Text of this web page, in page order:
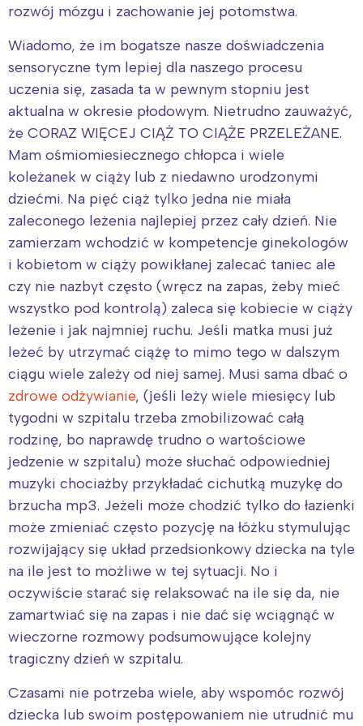
rozwój mózgu i zachowanie jej potomstwa.
Wiadomo, że im bogatsze nasze doświadczenia
sensoryczne tym lepiej dla naszego procesu
uczenia się, zasada ta w pewnym stopniu jest
aktualna w okresie płodowym. Nietrudno zauważyć,
że CORAZ WIĘCEJ CIĄŻ TO CIĄŻE PRZELEŻANE.
Mam ośmiomiesiecznego chłopca i wiele
koleżanek w ciąży lub z niedawno urodzonymi
dziećmi. Na pięć ciąż tylko jedna nie miała
zaleconego leżenia najlepiej przez cały dzień. Nie
zamierzam wchodzić w kompetencje ginekologów
i kobietom w ciąży powikłanej zalecać taniec ale
czy nie nazbyt często (wręcz na zapas, żeby mieć
wszystko pod kontrolą) zaleca się kobiecie w ciąży
leżenie i jak najmniej ruchu. Jeśli matka musi już
leżeć by utrzymać ciążę to mimo tego w dalszym
ciągu wiele zależy od niej samej. Musi sama dbać o
zdrowe odżywianie, (jeśli leży wiele miesięcy lub
tygodni w szpitalu trzeba zmobilizować całą
rodzinę, bo naprawdę trudno o wartościowe
jedzenie w szpitalu) może słuchać odpowiedniej
muzyki chociażby przykładać cichutką muzykę do
brzucha mp3. Jeżeli może chodzić tylko do łazienki
może zmieniać często pozycję na łóżku stymulując
rozwijający się układ przedsionkowy dziecka na tyle
na ile jest to możliwe w tej sytuacji. No i
oczywiście starać się relaksować na ile się da, nie
zamartwiać się na zapas i nie dać się wciągnąć w
wieczorne rozmowy podsumowujące kolejny
tragiczny dzień w szpitalu.
Czasami nie potrzeba wiele, aby wspomóc rozwój
dziecka lub swoim postępowaniem nie utrudnić mu